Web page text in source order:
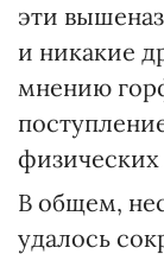
эти
и никакие
мнению
физических
В общем,
удалось